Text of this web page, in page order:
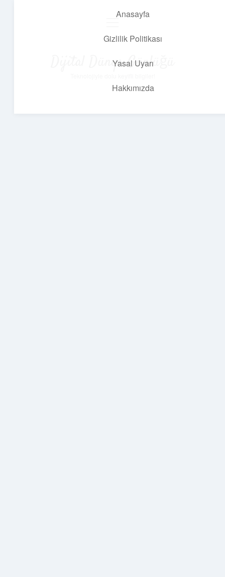
Anasayfa
Gizlilik Politikası
Yasal Uyarı
Hakkımızda
Dijital Dünya Günlüğü